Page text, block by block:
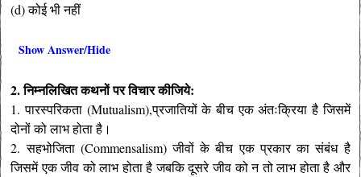
(d) कोई भी नहीं
Show Answer/Hide
2. निम्नलिखित कथनों पर विचार कीजिये:
1. पारस्परिकता (Mutualism),प्रजातियों के बीच एक अंतःक्रिया है जिसमें
दोनों को लाभ होता है।
2. सहभोजिता (Commensalism) जीवों के बीच एक प्रकार का संबंध है
जिसमें एक जीव को लाभ होता है जबकि दूसरे जीव को न तो लाभ होता है और